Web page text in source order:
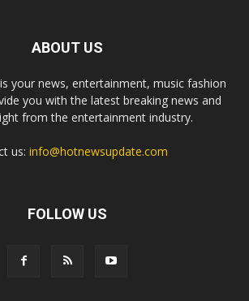
ABOUT US
your news, entertainment, music fashion
you with the latest breaking news and
from the entertainment industry.
us: info@hotnewsupdate.com
FOLLOW US